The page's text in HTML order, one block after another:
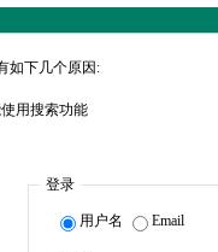
如下几个原因:
用搜索功能
登录
用户名 Email